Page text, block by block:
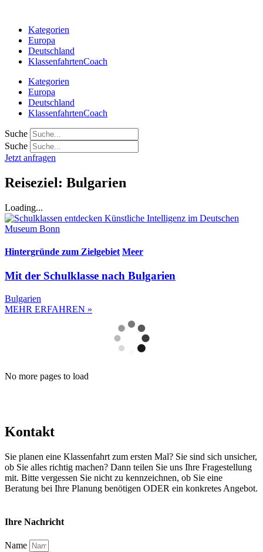
springenKategorien
Europa
Deutschland
KlassenfahrtenCoach
Kategorien
Europa
Deutschland
KlassenfahrtenCoach
Suche
Suche
Jetzt anfragen
Reiseziel: Bulgarien
Loading...
Hintergründe zum Zielgebiet Meer
Mit der Schulklasse nach Bulgarien
Bulgarien
MEHR ERFAHREN »
No more pages to load
Kontakt
Sie planen eine Klassenfahrt zum ersten Mal? Sie sind sich unsicher,
ob Sie alles richtig machen? Dann teilen Sie uns Ihre Fragestellung
mit. Bitte vergessen Sie nicht zu kennzeichnen, ob Sie eine
Beratung bei Ihre Planung benötigen ODER ein konkretes Angebot.
Ihre Nachricht
Name